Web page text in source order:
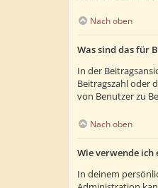
Nach oben
Was sind das für
In der
Beitragszahl oder
von Benutzer zu
Nach oben
Wie verwende ich
In deinem